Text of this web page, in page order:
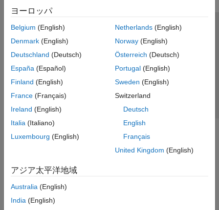
ヨーロッパ
Belgium (English)
Denmark (English)
Deutschland (Deutsch)
España (Español)
Finland (English)
France (Français)
Ireland (English)
Italia (Italiano)
Luxembourg (English)
Netherlands(English)
Norway(English)
Österreich (Deutsch)
Portugal(English)
Sweden (English)
Switzerland
Deutsch
English
Français
United Kingdom (English)
アジア太平洋地域
Australia (English)
India (English)
トラストセンター
プライバシー ポリシー
違法コピー防止
アプリケーション ステータス
© 1994-2026 The MathWorks, Inc.